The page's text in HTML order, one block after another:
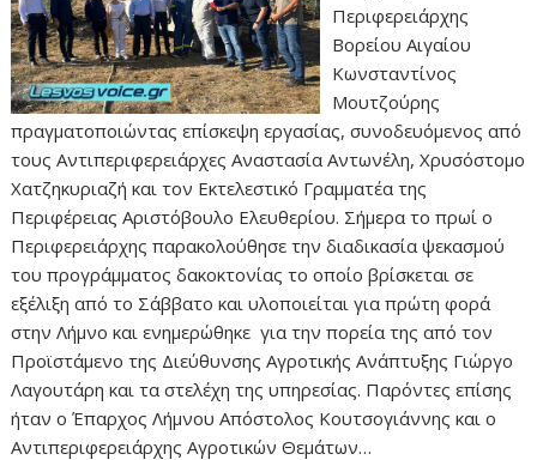
Περιφερειάρχης
Βορείου Αιγαίου
Κωνσταντίνος
Μουτζούρης
πραγματοποιώντας επίσκεψη εργασίας, συνοδευόμενος από
τους Αντιπεριφερειάρχες Αναστασία Αντωνέλη, Χρυσόστομο
Χατζηκυριαζή και τον Εκτελεστικό Γραμματέα της
Περιφέρειας Αριστόβουλο Ελευθερίου. Σήμερα το πρωί ο
Περιφερειάρχης παρακολούθησε την διαδικασία ψεκασμού
του προγράμματος δακοκτονίας το οποίο βρίσκεται σε
εξέλιξη από το Σάββατο και υλοποιείται για πρώτη φορά
στην Λήμνο και ενημερώθηκε για την πορεία της από τον
Προϊστάμενο της Διεύθυνσης Αγροτικής Ανάπτυξης Γιώργο
Λαγουτάρη και τα στελέχη της υπηρεσίας. Παρόντες επίσης
ήταν ο Έπαρχος Λήμνου Απόστολος Κουτσογιάννης και ο
Αντιπεριφερειάρχης Αγροτικών Θεμάτων…